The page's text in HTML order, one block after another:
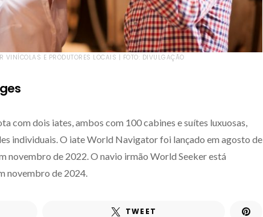
VINÍCOLAS E PRODUTORES LOCAIS | FOTO: DIVULGAÇÃO
com dois iates, ambos com 100 cabines e suítes luxuosas,
individuais. O iate World Navigator foi lançado em agosto de
novembro de 2022. O navio irmão World Seeker está
novembro de 2024.
TWEET